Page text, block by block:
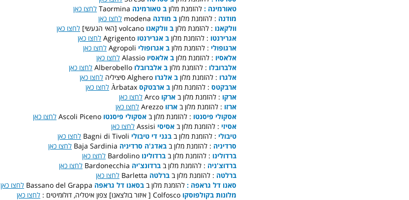
טאורמינה : להזמנת מלון ב טאורמינה
לחצו כאן
מודנה : להזמנת מלון ב מודנה
לחצו כאן
וולקאנו : להזמנת מלון ב וולקאנו
לחצו כאן
אגרירנטו : להזמנת מלון ב אגרירנטו
לחצו כאן
ארגופולי : להזמנת מלון ב אגרופולי
לחצו כאן
אלאסיו : להזמנת מלון ב אלאסיו
לחצו כאן
אלברובלו : להזמנת מלון ב אלברובלו
לחצו כאן
אלגרו : להזמנת מלון ב אלגרו Alghero סיציליה
לחצו כאן
ארבקטס : להזמנת מלון ב ארבטקס
לחצו כאן
ארקו : להזמנת מלון ב ארקו
לחצו כאן
ארזו : להזמנת מלון ב ארזו
לחצו כאן
אסקולי פיסנטו : להזמנת מלון ב אסקולי פיסנטו
לחצו כאן
אסיזי : להזמנת מלון ב אסיסי
לחצו כאן
טיבולי : להזמנת מלון ב בגני די טיבולי
לחצו כאן
סרדיניה : להזמנת מלון ב באדג'ה סרדיניה
לחצו כאן
ברדולינו : להזמנת מלון ב ברדולינו
לחצו כאן
ברדוצ'ניה : להזמנת מלון ב ברדונצ'יה
לחצו כאן
ברלטה : להזמנת מלון ב ברלטה
לחצו כאן
סאנו דל גראפה : להזמנת מלון ב בסאנו דל גראפה
לחצו כאן
מלונות בקולפוסקו
לחצו כאן